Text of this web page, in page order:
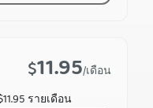
$11.95/เดือน
รายเดือน